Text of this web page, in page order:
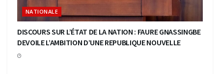
NATIONALE
DISCOURS SUR L’ÉTAT DE LA NATION : FAURE GNASSINGBE
DEVOILE L’AMBITION D’UNE REPUBLIQUE NOUVELLE